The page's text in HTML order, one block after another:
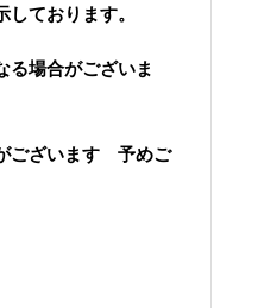
ております。
る場合がございま
ございます 予めご